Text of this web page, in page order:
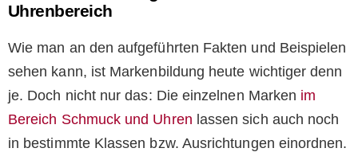
Uhrenbereich
Wie man an den aufgeführten Fakten und Beispielen
sehen kann, ist Markenbildung heute wichtiger denn
je. Doch nicht nur das: Die einzelnen Marken im
Bereich Schmuck und Uhren lassen sich auch noch
in bestimmte Klassen bzw. Ausrichtungen einordnen.